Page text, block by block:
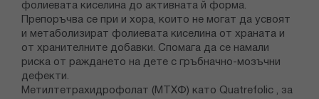
фолиевата киселина до активната й форма.
Препоръчва се при и хора, които не могат да усвоят
и метаболизират фолиевата киселина от храната и
от хранителните добавки. Спомага да се намали
риска от раждането на дете с гръбначно-мозъчни
дефекти.
Метилтетрахидрофолат (МТХФ) като Quatrefolic , за